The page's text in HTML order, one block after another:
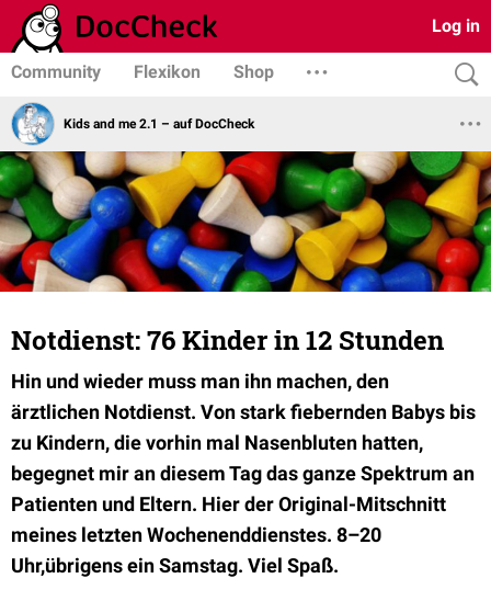
Log in
Community Flexikon Shop
Kids and me 2.1 – auf DocCheck
Notdienst: 76 Kinder in 12 Stunden
Hin und wieder muss man ihn machen, den
ärztlichen Notdienst. Von stark fiebernden Babys bis
zu Kindern, die vorhin mal Nasenbluten hatten,
begegnet mir an diesem Tag das ganze Spektrum an
Patienten und Eltern. Hier der Original-Mitschnitt
meines letzten Wochenenddienstes. 8–20
Uhr,übrigens ein Samstag. Viel Spaß.